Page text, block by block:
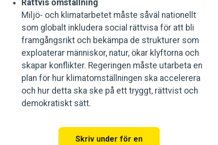
Rättvis omställning
Miljö- och klimatarbetet måste såväl nationellt
som globalt inkludera social rättvisa för att bli
framgångsrikt och bekämpa de strukturer som
exploaterar människor, natur, ökar klyftorna och
skapar konflikter. Regeringen måste utarbeta en
plan för hur klimatomställningen ska accelerera
och hur detta ska ske på ett tryggt, rättvist och
demokratiskt sätt.
Skriv under för en